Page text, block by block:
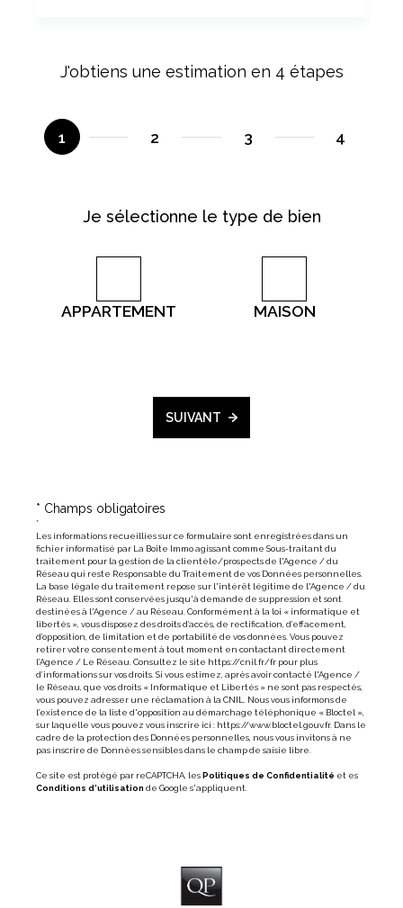
J'obtiens une estimation en 4 étapes
1 2 3 4
Je sélectionne le type de bien
APPARTEMENT MAISON
SUIVANT
* Champs obligatoires
*
Les informations recueillies sur ce formulaire sont enregistrées dans un
fichier informatisé par La Boite Immo agissant comme Sous-traitant du
traitement pour la gestion de la clientèle/prospects de l'Agence / du
Réseau qui reste Responsable du Traitement de vos Données personnelles.
La base légale du traitement repose sur l'intérêt légitime de l'Agence / du
Réseau. Elles sont conservées jusqu'à demande de suppression et sont
destinées à l'Agence / au Réseau. Conformément à la loi « informatique et
libertés », vous disposez des droits d’accès, de rectification, d’effacement,
d’opposition, de limitation et de portabilité de vos données. Vous pouvez
retirer votre consentement à tout moment en contactant directement
l’Agence / Le Réseau. Consultez le site https://cnil.fr/fr pour plus
d’informations sur vos droits. Si vous estimez, après avoir contacté l'Agence /
le Réseau, que vos droits « Informatique et Libertés » ne sont pas respectés,
vous pouvez adresser une réclamation à la CNIL. Nous vous informons de
l’existence de la liste d'opposition au démarchage téléphonique « Bloctel »,
sur laquelle vous pouvez vous inscrire ici : https://www.bloctel.gouv.fr. Dans le
cadre de la protection des Données personnelles, nous vous invitons à ne
pas inscrire de Données sensibles dans le champ de saisie libre.
Ce site est protégé par reCAPTCHA, lesPolitiques de Confidentialité et es
Conditions d'utilisation de Google s'appliquent.